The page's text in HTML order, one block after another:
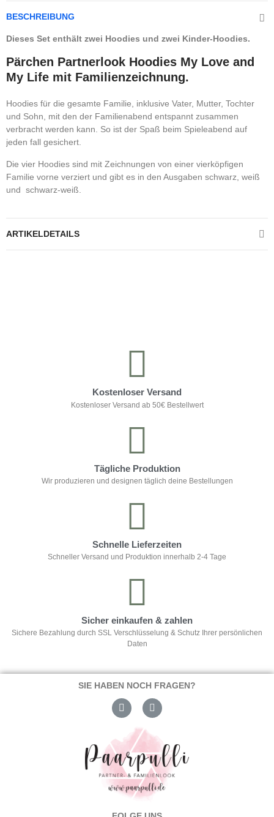
BESCHREIBUNG
Dieses Set enthält zwei Hoodies und zwei Kinder-Hoodies.
Pärchen Partnerlook Hoodies My Love and
My Life mit Familienzeichnung.
Hoodies für die gesamte Familie, inklusive Vater, Mutter, Tochter
und Sohn, mit den der Familienabend entspannt zusammen
verbracht werden kann. So ist der Spaß beim Spieleabend auf
jeden fall gesichert.
Die vier Hoodies sind mit Zeichnungen von einer vierköpfigen
Familie vorne verziert und gibt es in den Ausgaben schwarz, weiß
und schwarz-weiß.
ARTIKELDETAILS
Kostenloser Versand
Kostenloser Versand ab 50€ Bestellwert
Tägliche Produktion
Wir produzieren und designen täglich deine Bestellungen
Schnelle Lieferzeiten
Schneller Versand und Produktion innerhalb 2-4 Tage
Sicher einkaufen & zahlen
Sichere Bezahlung durch SSL Verschlüsselung & Schutz Ihrer persönlichen
Daten
SIE HABEN NOCH FRAGEN?